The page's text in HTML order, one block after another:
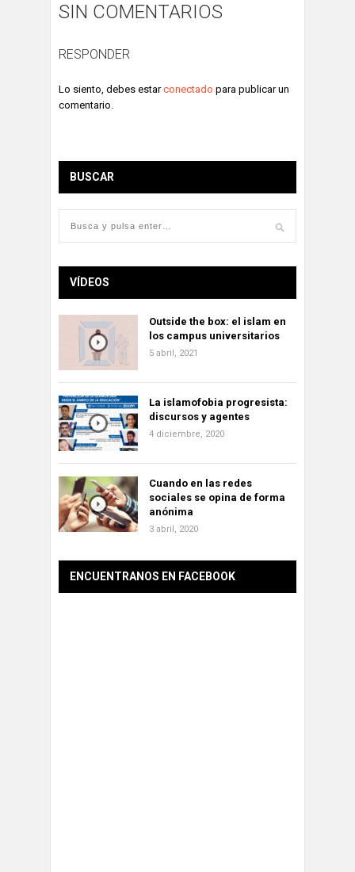
SIN COMENTARIOS
RESPONDER
Lo siento, debes estarconectado para publicar un
comentario.
BUSCAR
VÍDEOS
Outside the box: el islam en
los campus universitarios
5 abril, 2021
La islamofobia progresista:
discursos y agentes
4 diciembre, 2020
Cuando en las redes
sociales se opina de forma
anónima
3 abril, 2020
ENCUENTRANOS EN FACEBOOK